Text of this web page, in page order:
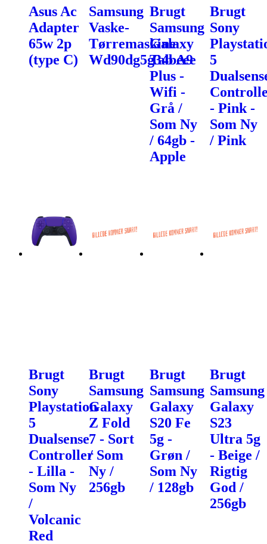
Asus Ac
Adapter
65w 2p
(type C)
Samsung
Vaske-
Tørremaskine
Wd90dg5g34beee
Brugt
Samsung
Galaxy
Tab A9
Plus -
Wifi -
Grå /
Som Ny
/ 64gb -
Apple
Brugt
Sony
5
- Pink -
Som Ny
/ Pink
Brugt
Sony
Playstation
5
Dualsense
Controller
- Lilla -
Som Ny
/
Volcanic
Red
Brugt
Samsung
Galaxy
Z Fold
7 - Sort
/ Som
Ny /
256gb
Brugt
Samsung
Galaxy
S20 Fe
5g -
Grøn /
Som Ny
/ 128gb
Brugt
Samsung
Galaxy
S23
Ultra 5g
- Beige /
Rigtig
God /
256gb